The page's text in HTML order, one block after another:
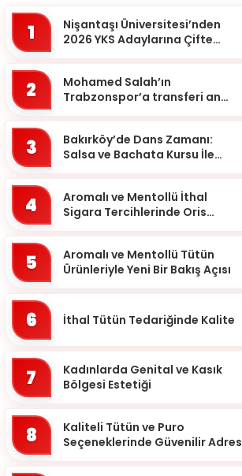
1
Nişantaşı Üniversitesi’nden
2026 YKS Adaylarına Çifte
2
Mohamed Salah’ın
Trabzonspor’a transferi an
3
Bakırköy’de Dans Zamanı:
Salsa ve Bachata Kursu İle
4
Aromalı ve Mentollü İthal
Sigara Tercihlerinde Oris
5
Aromalı ve Mentollü Tütün
Ürünleriyle Yeni Bir Bakış Açısı
6 İthal Tütün Tedariğinde Kalite
7
Kadınlarda Genital ve Kasık
Bölgesi Estetiği
8
Kaliteli Tütün ve Puro
Seçeneklerinde Güvenilir Adres
Aksaray
Amasya
Antalya
Artvin
Aydın
Balıkesir
Bartın
Batman
Bayburt
Bilecik
Bingöl
Bitlis
Bolu
Bursa